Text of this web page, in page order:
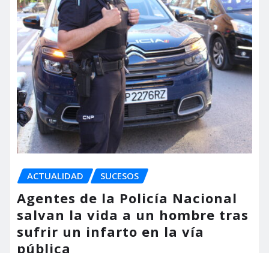
ACTUALIDAD SUCESOS
Agentes de la Policía Nacional
salvan la vida a un hombre tras
sufrir un infarto en la vía
pública